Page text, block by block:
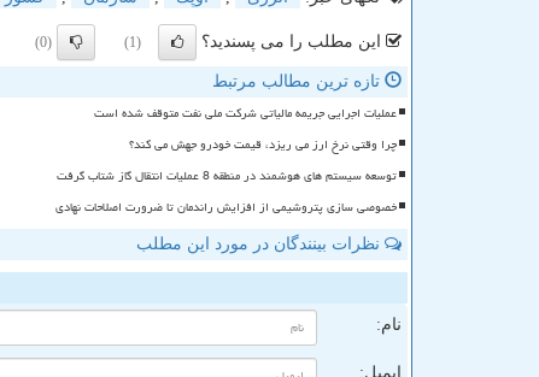
این مطلب را می پسندید؟ (1)
(0)
تازه ترین مطالب مرتبط
عملیات اجرایی جریمه مالیاتی شرکت ملی نفت متوقف شده است
چرا وقتی نرخ ارز می ریزد، قیمت خودرو جهش می کند؟
توسعه سیستم های هوشمند در منطقه 8 عملیات انتقال گاز شتاب گرفت
خصوصی سازی پتروشیمی از افزایش راندمان تا ضرورت اصلاحات نهادی
نظرات بینندگان در مورد این مطلب
نام:
ایمیل: